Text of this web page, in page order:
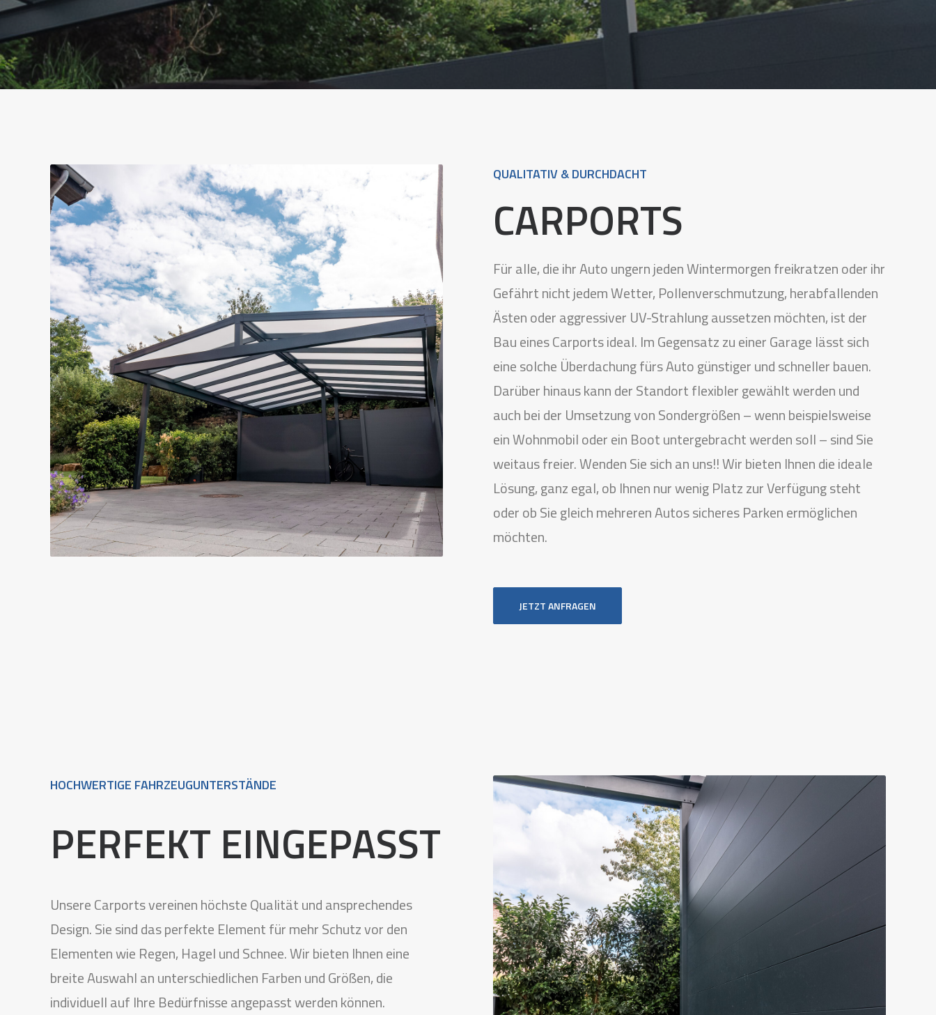
QUALITATIV & DURCHDACHT
CARPORTS
Für alle, die ihr Auto ungern jeden Wintermorgen freikratzen oder ihr
Gefährt nicht jedem Wetter, Pollenverschmutzung, herabfallenden
Ästen oder aggressiver UV-Strahlung aussetzen möchten, ist der
Bau eines Carports ideal. Im Gegensatz zu einer Garage lässt sich
eine solche Überdachung fürs Auto günstiger und schneller bauen.
Darüber hinaus kann der Standort flexibler gewählt werden und
auch bei der Umsetzung von Sondergrößen – wenn beispielsweise
ein Wohnmobil oder ein Boot untergebracht werden soll – sind Sie
weitaus freier. Wenden Sie sich an uns!! Wir bieten Ihnen die ideale
Lösung, ganz egal, ob Ihnen nur wenig Platz zur Verfügung steht
oder ob Sie gleich mehreren Autos sicheres Parken ermöglichen
möchten.
JETZT ANFRAGEN
HOCHWERTIGE FAHRZEUGUNTERSTÄNDE
PERFEKT EINGEPASST
Unsere Carports vereinen höchste Qualität und ansprechendes
Design. Sie sind das perfekte Element für mehr Schutz vor den
Elementen wie Regen, Hagel und Schnee. Wir bieten Ihnen eine
breite Auswahl an unterschiedlichen Farben und Größen, die
individuell auf Ihre Bedürfnisse angepasst werden können.